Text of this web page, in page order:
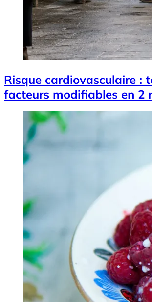
Risque cardiovasculaire :
facteurs modifiables en 2
Image